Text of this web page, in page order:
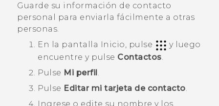
Guarde su información de contacto
personal para enviarla fácilmente a otras
personas.
En la pantalla
Inicio, pulse
y luego
encuentre y pulse Contactos
Pulse Mi perfil
Pulse Editar mi tarjeta de contacto
Ingrese o edite su nombre y los